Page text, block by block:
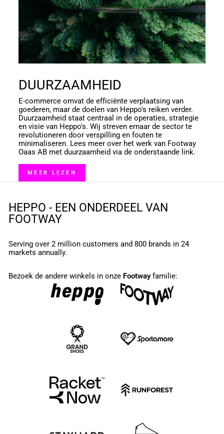
DUURZAAMHEID
E-commerce omvat de efficiënte verplaatsing van
goederen, maar de doelen van Heppo's reiken verder.
Duurzaamheid staat centraal in de operaties, strategie
en visie van Heppo's. Wij streven ernaar de sector te
revolutioneren door verspilling en fouten te
minimaliseren. Lees meer over het werk van Footway
Oaas AB met duurzaamheid via de onderstaande link.
MEER LEZEN
HEPPO - EEN ONDERDEEL VAN
FOOTWAY
Serving over 2 million customers and 800 brands in 24
markets annually.
Bezoek de andere winkels in onze Footwayfamilie: